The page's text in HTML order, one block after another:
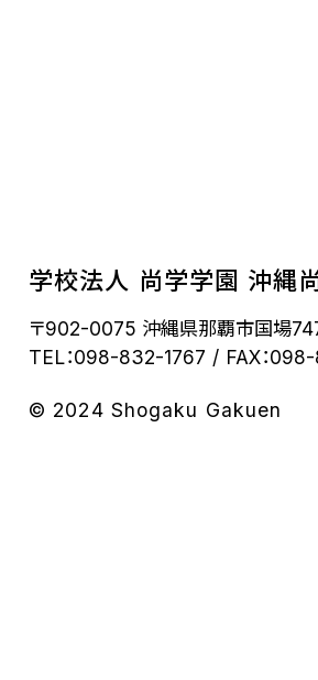
学校法人 尚学学園 沖縄
〒902-0075 沖縄県那覇市国場
TEL：098-832-1767
FAX：
© 2024 Shogaku Gakuen